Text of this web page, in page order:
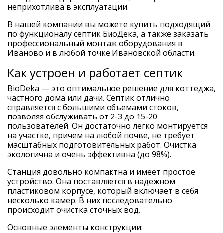
неприхотлива в эксплуатации.
В нашей компании вы можете купить подходящий
по функционалу септик БиоДека, а также заказать
профессиональный монтаж оборудования в
Иваново и в любой точке Ивановской области.
Как устроен и работает септик
BioDeka — это оптимальное решение для коттеджа,
частного дома или дачи. Септик отлично
справляется с большими объемами стоков,
позволяя обслуживать от 2-3 до 15-20
пользователей. Он достаточно легко монтируется
на участке, причем на любой почве, не требует
масштабных подготовительных работ. Очистка
экологична и очень эффективна (до 98%).
Станция довольно компактна и имеет простое
устройство. Она поставляется в надежном
пластиковом корпусе, который включает в себя
несколько камер. В них последовательно
происходит очистка сточных вод.
Основные элементы конструкции: